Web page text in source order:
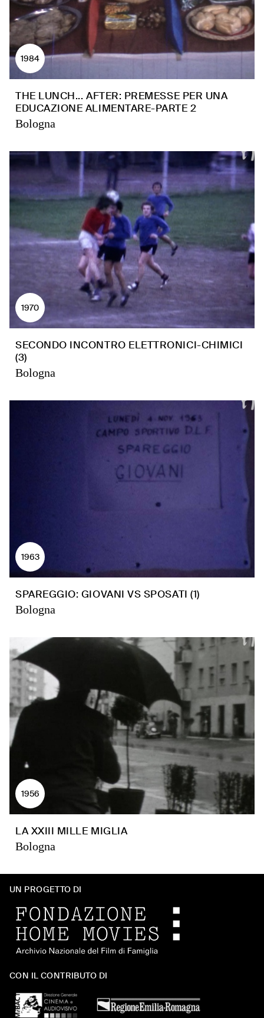
1984
THE LUNCH... AFTER: PREMESSE PER UNA
EDUCAZIONE ALIMENTARE-PARTE 2
Bologna
1970
SECONDO INCONTRO ELETTRONICI-CHIMICI
(3)
Bologna
1963
SPAREGGIO: GIOVANI VS SPOSATI (1)
Bologna
1956
LA XXIII MILLE MIGLIA
Bologna
UN PROGETTO DI
CON IL CONTRIBUTO DI